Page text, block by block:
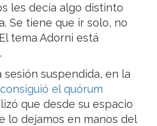
les decía algo distinto
Se tiene que ir solo, no
tema Adorni está
suspendida, en la
el quórum
que desde su espacio
lo dejamos en manos del